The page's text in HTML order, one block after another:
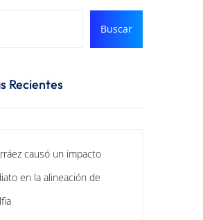
Buscar
Recientes
causó un impacto
en la alineación de